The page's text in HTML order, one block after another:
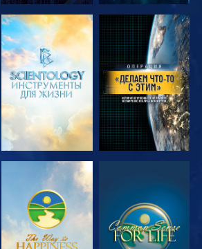
СМОТРЕТЬ
ПЕРЕДАЧИ
СМОТРЕТЬ
СМОТРЕТЬ СМОТРЕТЬ